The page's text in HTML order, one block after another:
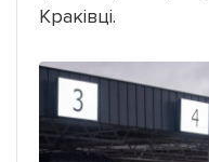
Краківці.